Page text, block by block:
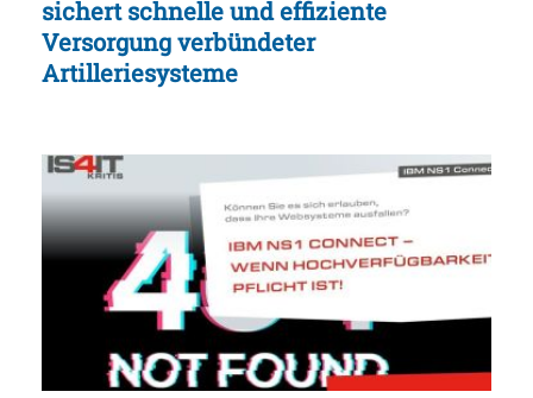
sichert schnelle und effiziente
Versorgung verbündeter
Artilleriesysteme